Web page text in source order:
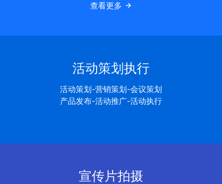
查看更多
活动策划执行
活动策划-营销策划-会议策划
产品发布-活动推广-活动执行
宣传片拍摄